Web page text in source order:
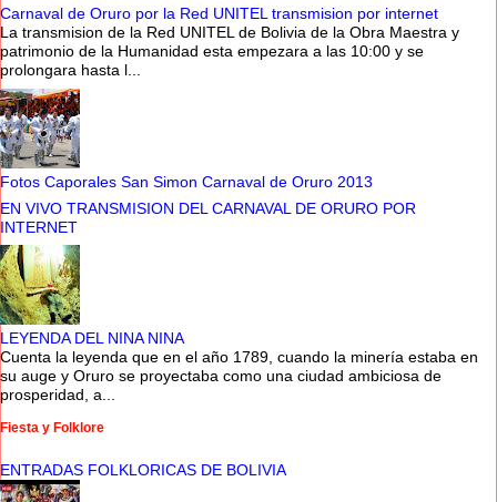
Carnaval de Oruro por la Red UNITEL transmision por internet
La transmision de la Red UNITEL de Bolivia de la Obra Maestra y
patrimonio de la Humanidad esta empezara a las 10:00 y se
prolongara hasta l...
Fotos Caporales San Simon Carnaval de Oruro 2013
EN VIVO TRANSMISION DEL CARNAVAL DE ORURO POR
INTERNET
LEYENDA DEL NINA NINA
Cuenta la leyenda que en el año 1789, cuando la minería estaba en
su auge y Oruro se proyectaba como una ciudad ambiciosa de
prosperidad, a...
Fiesta y Folklore
ENTRADAS FOLKLORICAS DE BOLIVIA